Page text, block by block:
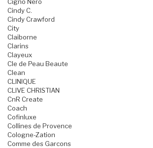
Cigno Nero
Cindy C.
Cindy Crawford
City
Claiborne
Clarins
Clayeux
Cle de Peau Beaute
Clean
CLINIQUE
CLIVE CHRISTIAN
CnR Create
Coach
Cofinluxe
Collines de Provence
Cologne-Zation
Comme des Garcons